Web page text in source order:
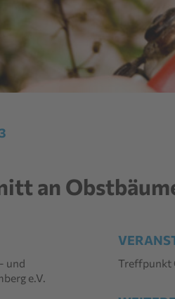
an
und
e.V.
Treffpunkt